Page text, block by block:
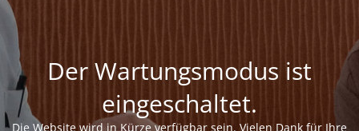
Der Wartungsmodus ist
eingeschaltet.
Die Website wird in Kürze verfügbar sein. Vielen Dank für Ihre